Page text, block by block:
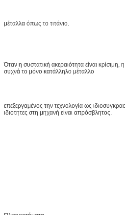
μέταλλα όπως το τιτάνιο.
Όταν η συστατική ακεραιότητα είναι κρίσιμη,
συχνά το μόνο κατάλληλο μέταλλο
επεξεργαμένος την τεχνολογία ως
ιδιότητες στη μηχανή είναι απρόσβλητος.